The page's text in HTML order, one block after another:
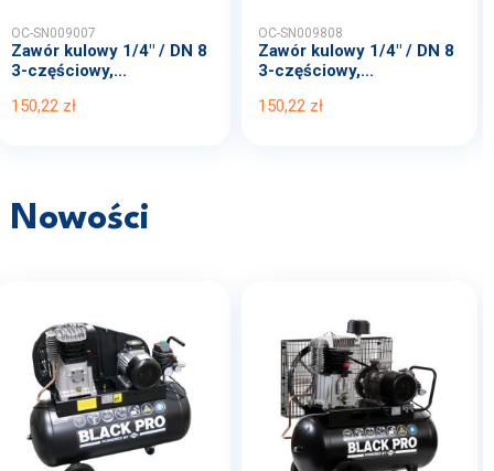
OC-SN009007
Zawór kulowy 1/4" / DN 8
3-częściowy,...
150,22 zł
OC-SN009808
Zawór kulowy 1/4" / DN 8
3-częściowy,...
150,22 zł
Nowości